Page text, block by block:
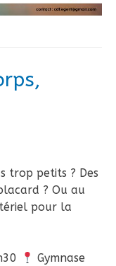
trop petits ? Des
? Ou au
pour la
Gymnase